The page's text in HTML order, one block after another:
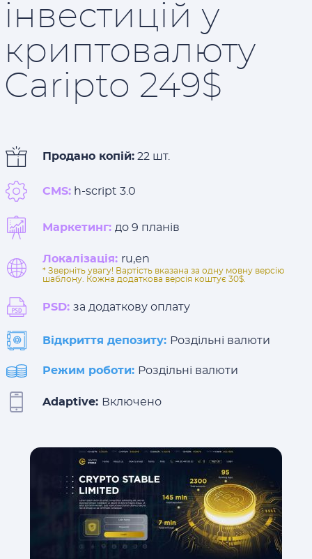
інвестицій у
криптовалюту
Caripto 249$
Продано копій: 22 шт.
CMS: h-script 3.0
Маркетинг: до 9 планів
Локалізація: ru,en
* Зверніть увагу! Вартість вказана за одну мовну версію
шаблону. Кожна додаткова версія коштує 30$.
PSD: за додаткову оплату
Відкриття депозиту: Роздільні валюти
Режим роботи: Роздільні валюти
Adaptive: Включено